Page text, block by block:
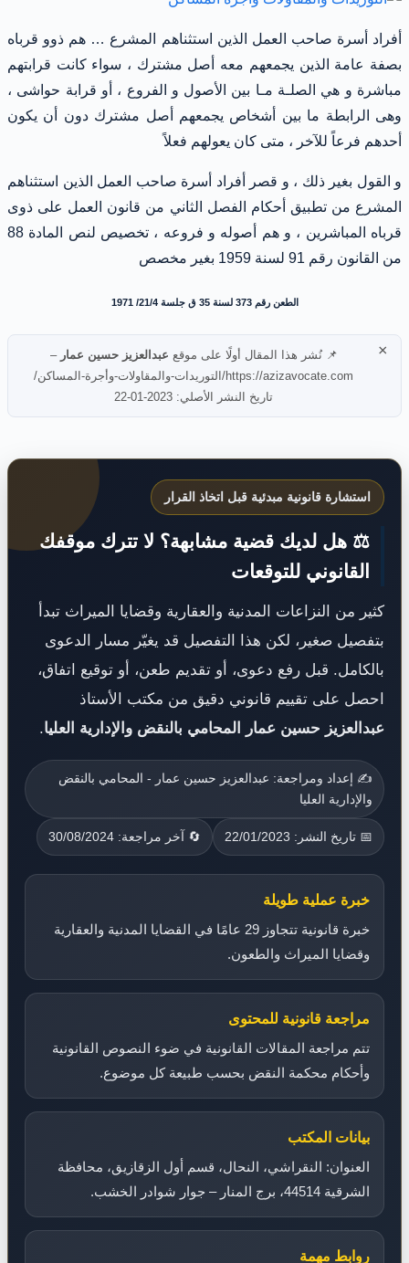
أفراد أسرة صاحب العمل الذين استثناهم المشرع … هم ذوو قرباه
بصفة عامة الذين يجمعهم معه أصل مشترك ، سواء كانت قرابتهم
مباشرة و هي الصلـة مـا بين الأصول و الفروع ، أو قرابة حواشى ،
وهى الرابطة ما بين أشخاص يجمعهم أصل مشترك دون أن يكون
أحدهم فرعاً للآخر ، متى كان يعولهم فعلاً
و القول بغير ذلك ، و قصر أفراد أسرة صاحب العمل الذين استثناهم
المشرع من تطبيق أحكام الفصل الثاني من قانون العمل على ذوى
قرباه المباشرين ، و هم أصوله و فروعه ، تخصيص لنص المادة 88
من القانون رقم 91 لسنة 1959 بغير مخصص
الطعن رقم 373 لسنة 35 ق جلسة 21/4/ 1971
📌 نُشر هذا المقال أولًا على موقع عبدالعزيز حسين عمار –
https://azizavocate.com/التوريدات-والمقاولات-وأجرة-المساكن/
تاريخ النشر الأصلي: 2023-01-22
×
استشارة قانونية مبدئية قبل اتخاذ القرار
⚖️ هل لديك قضية مشابهة؟ لا تترك موقفك
القانوني للتوقعات
كثير من النزاعات المدنية والعقارية وقضايا الميراث تبدأ
بتفصيل صغير، لكن هذا التفصيل قد يغيّر مسار الدعوى
بالكامل. قبل رفع دعوى، أو تقديم طعن، أو توقيع اتفاق،
احصل على تقييم قانوني دقيق من مكتب الأستاذ
عبدالعزيز حسين عمار المحامي بالنقض والإدارية العليا.
✍️ إعداد ومراجعة: عبدالعزيز حسين عمار - المحامي بالنقض
والإدارية العليا
📅 تاريخ النشر: 22/01/2023 🔄 آخر مراجعة: 30/08/2024
خبرة عملية طويلة
خبرة قانونية تتجاوز 29 عامًا في القضايا المدنية والعقارية
وقضايا الميراث والطعون.
مراجعة قانونية للمحتوى
تتم مراجعة المقالات القانونية في ضوء النصوص القانونية
وأحكام محكمة النقض بحسب طبيعة كل موضوع.
بيانات المكتب
العنوان: النقراشي، النحال، قسم أول الزقازيق، محافظة
الشرقية 44514، برج المنار – جوار شوادر الخشب.
روابط مهمة